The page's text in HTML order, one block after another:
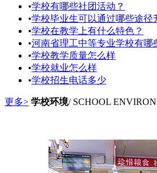
•学校有哪些社团活动？
•学校毕业生可以通过哪些途径
•学校在教学上有什么特色？
•河南省理工中等专业学校有哪
•学校教学质量怎么样
•学校就业怎么样
•学校招生电话多少
更多> 学校环境/ SCHOOL